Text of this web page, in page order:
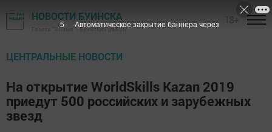
НОВОСТИ БУИНСКА
Газета "Знамя" - Буинский район
ЦЕНТРАЛЬНЫЕ НОВОСТИ
На открытие WorldSkills Kazan 2019
приедут 500 российских и зарубежных
звезд
4 Автоматическое закрытие баннера через